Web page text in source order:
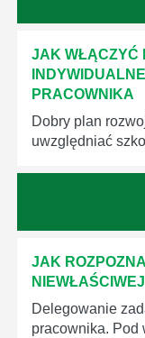
JAK WŁĄCZYĆ
PRACOWNIKA
Dobry plan
uwzględniać
JAK
Delegowanie
pracownika. Pod